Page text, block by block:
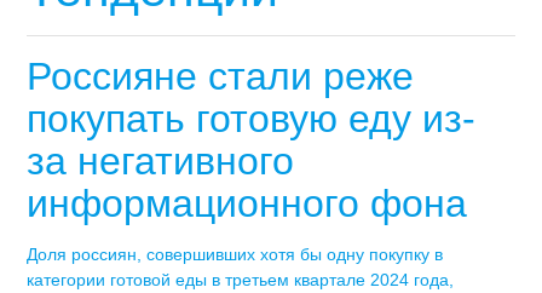
Россияне стали реже
покупать готовую еду из-
за негативного
информационного фона
Доля россиян, совершивших хотя бы одну покупку в
категории готовой еды в третьем квартале 2024 года,